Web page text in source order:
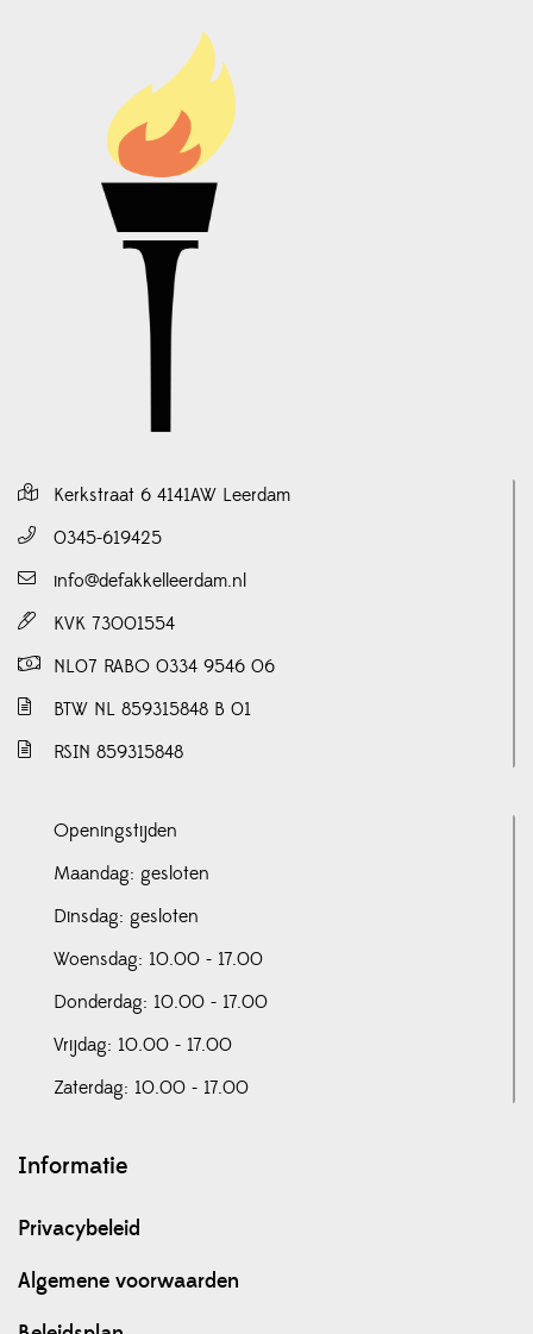
Kerkstraat 6 4141AW Leerdam
0345-619425
info@defakkelleerdam.nl
KVK 73001554
NL07 RABO 0334 9546 06
BTW NL 859315848 B 01
RSIN 859315848
Openingstijden
Maandag: gesloten
Dinsdag: gesloten
Woensdag: 10.00 - 17.00
Donderdag: 10.00 - 17.00
Vrijdag: 10.00 - 17.00
Zaterdag: 10.00 - 17.00
Informatie
Privacybeleid
Algemene voorwaarden